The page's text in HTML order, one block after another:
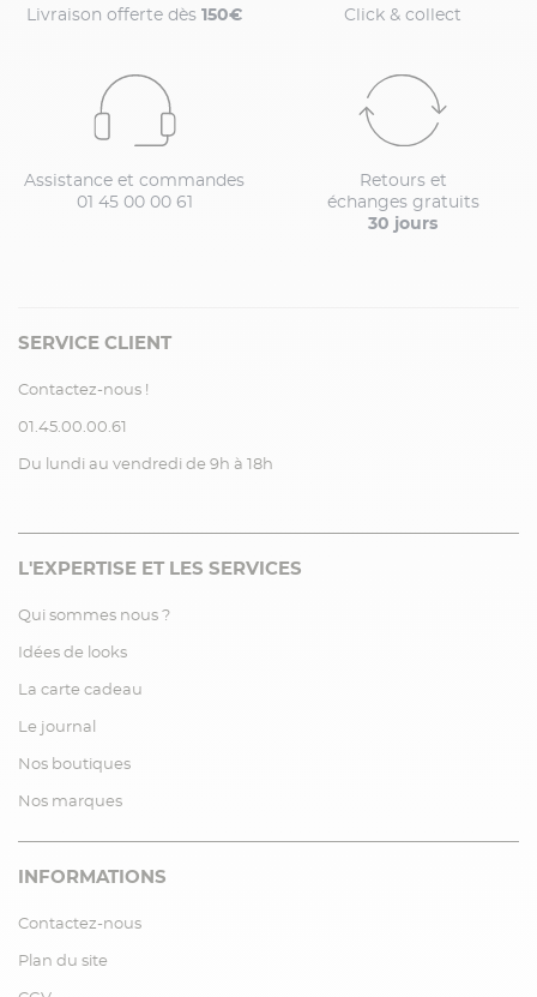
Livraison offerte dès 150€ Click & collect
Assistance et commandes
01 45 00 00 61
Retours et
échanges gratuits
30 jours
SERVICE CLIENT
Contactez-nous !
01.45.00.00.61
Du lundi au vendredi de 9h à 18h
L'EXPERTISE ET LES SERVICES
Qui sommes nous ?
Idées de looks
La carte cadeau
Le journal
Nos boutiques
Nos marques
INFORMATIONS
Contactez-nous
Plan du site